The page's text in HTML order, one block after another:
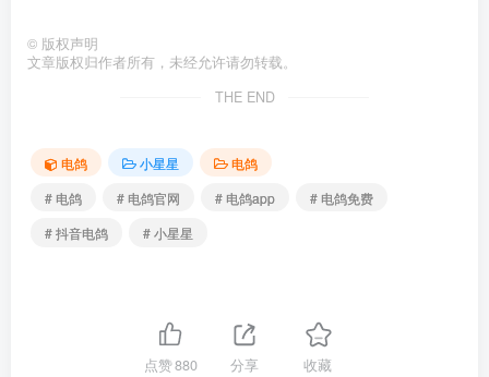
© 版权声明
文章版权归作者所有，未经允许请勿转载。
THE END
电鸽 小星星
电鸽
# 电鸽
# 电鸽官网 # 电鸽app
# 电鸽免费
# 抖音电鸽
# 小星星
点赞880 分享 收藏